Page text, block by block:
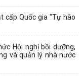
cấp Quốc gia "Tự hào
Hội nghị bồi dưỡng,
và quản lý nhà nước